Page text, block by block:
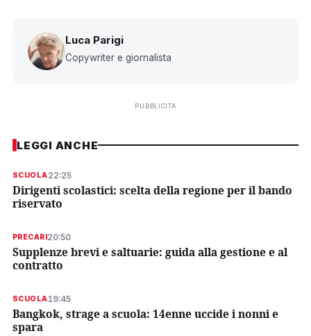
Luca Parigi
Copywriter e giornalista
PUBBLICITÀ
LEGGI ANCHE
SCUOLA22:25
Dirigenti scolastici: scelta della regione per il bando
riservato
PRECARI20:50
Supplenze brevi e saltuarie: guida alla gestione e al
contratto
SCUOLA19:45
Bangkok, strage a scuola: 14enne uccide i nonni e
spara